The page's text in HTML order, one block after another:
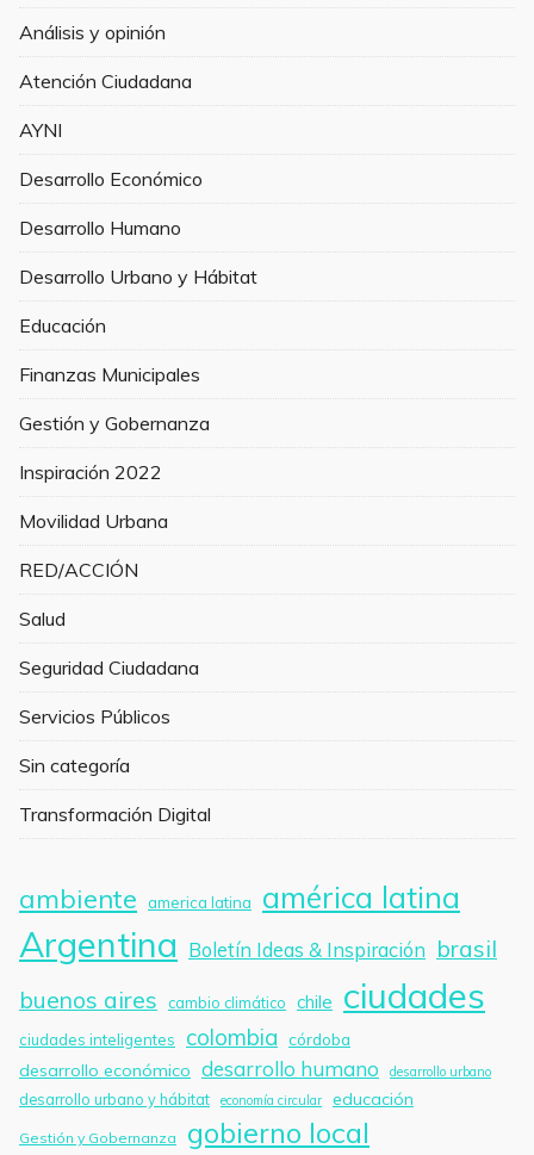
Análisis y opinión
Atención Ciudadana
AYNI
Desarrollo Económico
Desarrollo Humano
Desarrollo Urbano y Hábitat
Educación
Finanzas Municipales
Gestión y Gobernanza
Inspiración 2022
Movilidad Urbana
RED/ACCIÓN
Salud
Seguridad Ciudadana
Servicios Públicos
Sin categoría
Transformación Digital
ambiente america latina américa latina
Argentina Boletín Ideas & Inspiración brasil
buenos aires
cambio climático chile ciudades
ciudades inteligentes colombia córdoba
desarrollo económico desarrollo humano desarrollo urbano
desarrollo urbano y hábitat economía circular educación
Gestión y Gobernanza gobierno local